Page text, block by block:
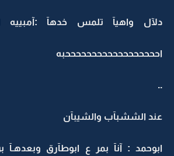
دلآل واهيآ تلمس خدهآ :آمبييه
اححححححححححححححححححبه
..
عند الششبآب والشيبآن
ابوحمد : آنآ بمر ع ابوطآرق